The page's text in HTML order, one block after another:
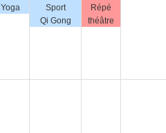
Yoga
Sport
Qi Gong
Répé
théâtre